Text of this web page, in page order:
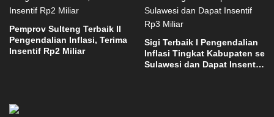
Pemprov Sulteng Terbaik II
Pengendalian Inflasi, Terima
Insentif Rp2 Miliar
Sigi Terbaik I Pengendalian
Inflasi Tingkat Kabupaten se
Sulawesi dan Dapat Insentif